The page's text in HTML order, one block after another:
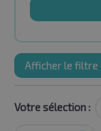
Afficher le filtre
Votre sélection :